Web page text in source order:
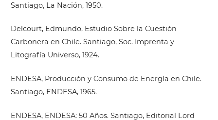
Santiago, La Nación, 1950.
Delcourt, Edmundo, Estudio Sobre la Cuestión
Carbonera en Chile. Santiago, Soc. Imprenta y
Litografía Universo, 1924.
ENDESA, Producción y Consumo de Energía en Chile.
Santiago, ENDESA, 1965.
ENDESA, ENDESA: 50 Años. Santiago, Editorial Lord